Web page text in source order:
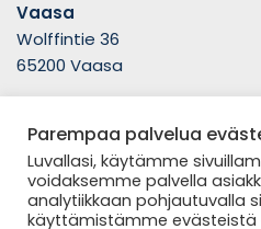
Vaasa
Wolffintie 36
65200 Vaasa
Seuraa meitä
Parempaa palvelua
Luvallasi, käytämme
voidaksemme palvella
analytiikkaan pohjautuvalla
käyttämistämme